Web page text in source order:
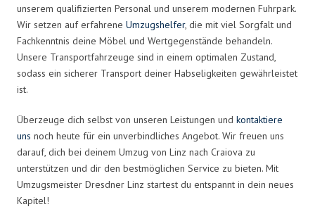
unserem qualifizierten Personal und unserem modernen Fuhrpark.
Wir setzen auf erfahrene Umzugshelfer, die mit viel Sorgfalt und
Fachkenntnis deine Möbel und Wertgegenstände behandeln.
Unsere Transportfahrzeuge sind in einem optimalen Zustand,
sodass ein sicherer Transport deiner Habseligkeiten gewährleistet
ist.
Überzeuge dich selbst von unseren Leistungen und kontaktiere
uns noch heute für ein unverbindliches Angebot. Wir freuen uns
darauf, dich bei deinem Umzug von Linz nach Craiova zu
unterstützen und dir den bestmöglichen Service zu bieten. Mit
Umzugsmeister Dresdner Linz startest du entspannt in dein neues
Kapitel!